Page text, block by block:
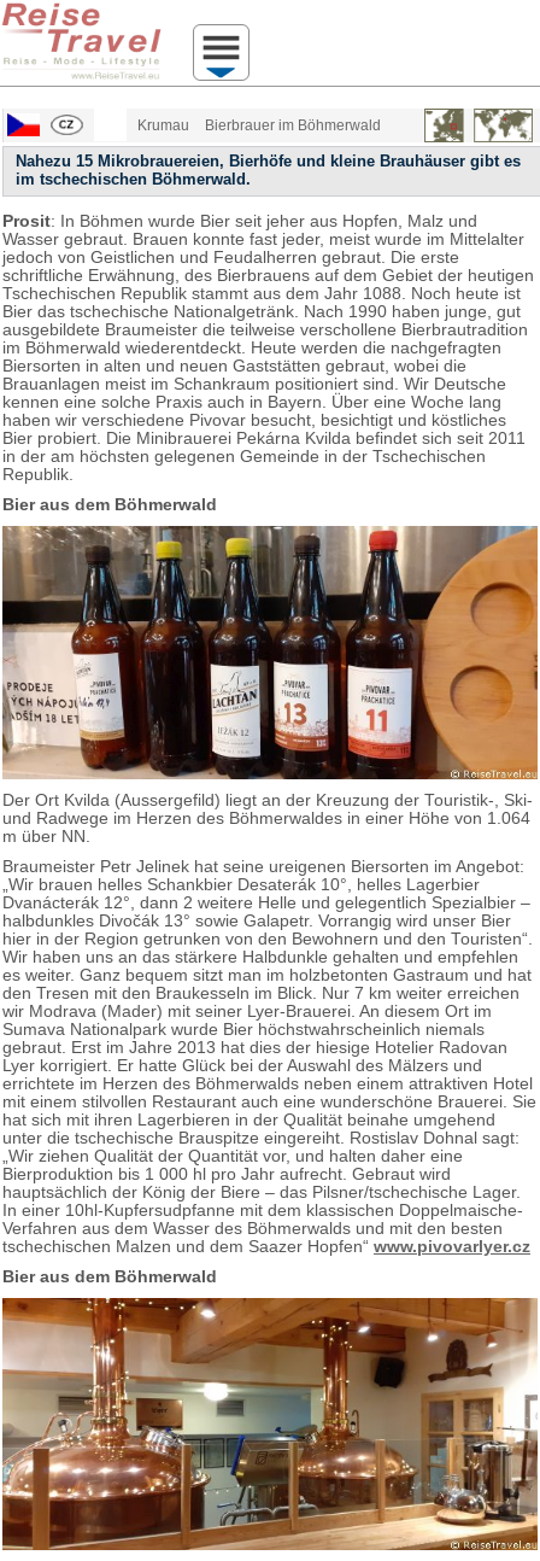
Krumau Bierbrauer im Böhmerwald
Nahezu 15 Mikrobrauereien, Bierhöfe und kleine Brauhäuser gibt es
im tschechischen Böhmerwald.
Prosit: In Böhmen wurde Bier seit jeher aus Hopfen, Malz und
Wasser gebraut. Brauen konnte fast jeder, meist wurde im Mittelalter
jedoch von Geistlichen und Feudalherren gebraut. Die erste
schriftliche Erwähnung, des Bierbrauens auf dem Gebiet der heutigen
Tschechischen Republik stammt aus dem Jahr 1088. Noch heute ist
Bier das tschechische Nationalgetränk. Nach 1990 haben junge, gut
ausgebildete Braumeister die teilweise verschollene Bierbrautradition
im Böhmerwald wiederentdeckt. Heute werden die nachgefragten
Biersorten in alten und neuen Gaststätten gebraut, wobei die
Brauanlagen meist im Schankraum positioniert sind. Wir Deutsche
kennen eine solche Praxis auch in Bayern. Über eine Woche lang
haben wir verschiedene Pivovar besucht, besichtigt und köstliches
Bier probiert. Die Minibrauerei Pekárna Kvilda befindet sich seit 2011
in der am höchsten gelegenen Gemeinde in der Tschechischen
Republik.
Bier aus dem Böhmerwald
Der Ort Kvilda (Aussergefild) liegt an der Kreuzung der Touristik-, Ski-
und Radwege im Herzen des Böhmerwaldes in einer Höhe von 1.064
m über NN.
Braumeister Petr Jelinek hat seine ureigenen Biersorten im Angebot:
„Wir brauen helles Schankbier Desaterák 10°, helles Lagerbier
Dvanácterák 12°, dann 2 weitere Helle und gelegentlich Spezialbier –
halbdunkles Divočák 13° sowie Galapetr. Vorrangig wird unser Bier
hier in der Region getrunken von den Bewohnern und den Touristen“.
Wir haben uns an das stärkere Halbdunkle gehalten und empfehlen
es weiter. Ganz bequem sitzt man im holzbetonten Gastraum und hat
den Tresen mit den Braukesseln im Blick. Nur 7 km weiter erreichen
wir Modrava (Mader) mit seiner Lyer-Brauerei. An diesem Ort im
Sumava Nationalpark wurde Bier höchstwahrscheinlich niemals
gebraut. Erst im Jahre 2013 hat dies der hiesige Hotelier Radovan
Lyer korrigiert. Er hatte Glück bei der Auswahl des Mälzers und
errichtete im Herzen des Böhmerwalds neben einem attraktiven Hotel
mit einem stilvollen Restaurant auch eine wunderschöne Brauerei. Sie
hat sich mit ihren Lagerbieren in der Qualität beinahe umgehend
unter die tschechische Brauspitze eingereiht. Rostislav Dohnal sagt:
„Wir ziehen Qualität der Quantität vor, und halten daher eine
Bierproduktion bis 1 000 hl pro Jahr aufrecht. Gebraut wird
hauptsächlich der König der Biere – das Pilsner/tschechische Lager.
In einer 10hl-Kupfersudpfanne mit dem klassischen Doppelmaische-
Verfahren aus dem Wasser des Böhmerwalds und mit den besten
tschechischen Malzen und dem Saazer Hopfen“ www.pivovarlyer.cz
Bier aus dem Böhmerwald